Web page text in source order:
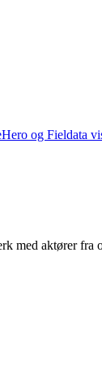
og Fieldata
med aktører